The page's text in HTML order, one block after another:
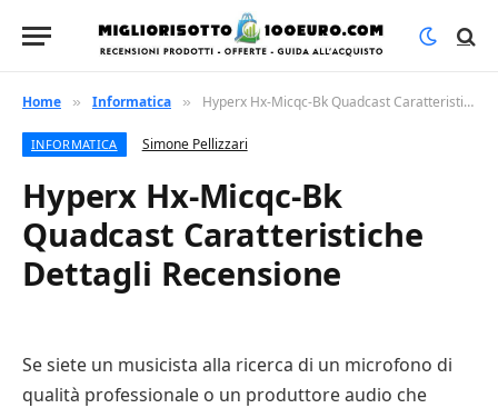
Home » Informatica » Hyperx Hx-Micqc-Bk Quadcast Caratteristiche Dettagli Recensione
INFORMATICA Simone Pellizzari
Hyperx Hx-Micqc-Bk
Quadcast Caratteristiche
Dettagli Recensione
Se siete un musicista alla ricerca di un microfono di
qualità professionale o un produttore audio che